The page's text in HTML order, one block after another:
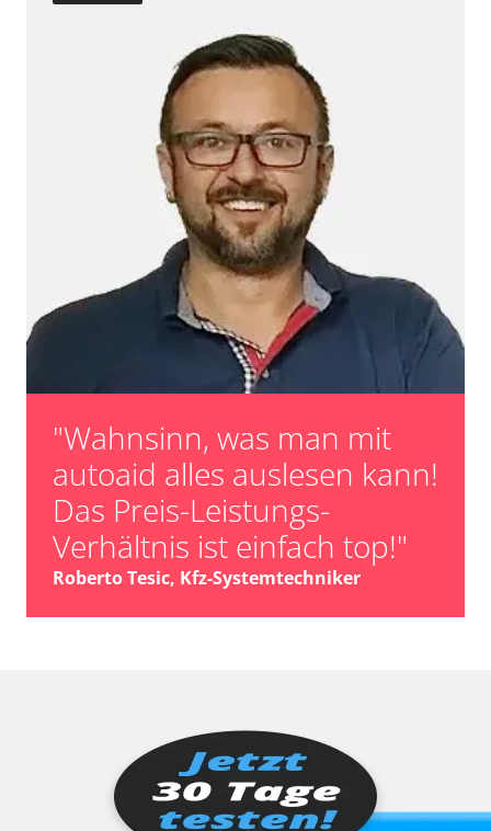
"Wahnsinn, was man mit
autoaid alles auslesen kann!
Das Preis-Leistungs-
Verhältnis ist einfach top!"
Roberto Tesic, Kfz-Systemtechniker